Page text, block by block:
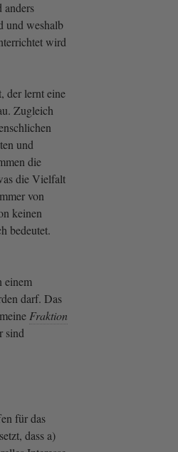
und weshalb
wird
der lernt eine
Zugleich
und
die
die Vielfalt
von
keinen
bedeutet.
einem
darf. Das
Fraktion
sind
für das
dass a)